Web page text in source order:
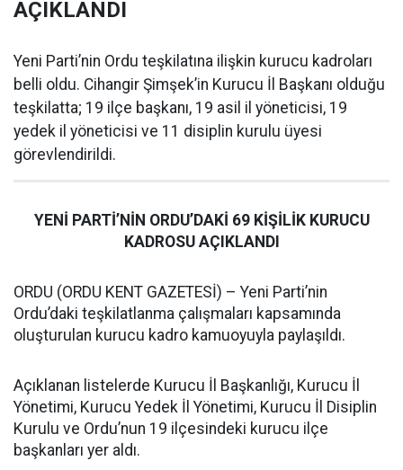
AÇIKLANDI
Yeni Parti’nin Ordu teşkilatına ilişkin kurucu kadroları
belli oldu. Cihangir Şimşek’in Kurucu İl Başkanı olduğu
teşkilatta; 19 ilçe başkanı, 19 asil il yöneticisi, 19
yedek il yöneticisi ve 11 disiplin kurulu üyesi
görevlendirildi.
YENİ PARTİ’NİN ORDU’DAKİ 69 KİŞİLİK KURUCU
KADROSU AÇIKLANDI
ORDU (ORDU KENT GAZETESİ) – Yeni Parti’nin
Ordu’daki teşkilatlanma çalışmaları kapsamında
oluşturulan kurucu kadro kamuoyuyla paylaşıldı.
Açıklanan listelerde Kurucu İl Başkanlığı, Kurucu İl
Yönetimi, Kurucu Yedek İl Yönetimi, Kurucu İl Disiplin
Kurulu ve Ordu’nun 19 ilçesindeki kurucu ilçe
başkanları yer aldı.